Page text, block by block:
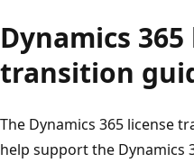
Dynamics
transition
The Dynamics 365 license
help support the Dynamics